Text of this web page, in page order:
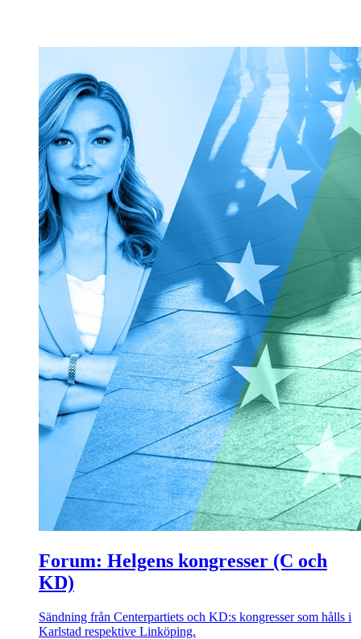
Forum: Helgens kongresser (C och
KD)
Sändning från Centerpartiets och KD:s kongresser som hålls i
Karlstad respektive Linköping.